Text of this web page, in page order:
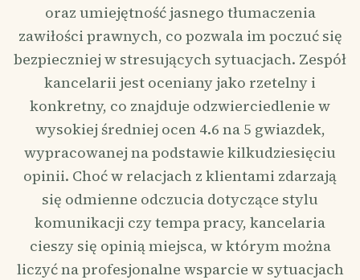
oraz umiejętność jasnego tłumaczenia
zawiłości prawnych, co pozwala im poczuć się
bezpieczniej w stresujących sytuacjach. Zespół
kancelarii jest oceniany jako rzetelny i
konkretny, co znajduje odzwierciedlenie w
wysokiej średniej ocen 4.6 na 5 gwiazdek,
wypracowanej na podstawie kilkudziesięciu
opinii. Choć w relacjach z klientami zdarzają
się odmienne odczucia dotyczące stylu
komunikacji czy tempa pracy, kancelaria
cieszy się opinią miejsca, w którym można
liczyć na profesjonalne wsparcie w sytuacjach